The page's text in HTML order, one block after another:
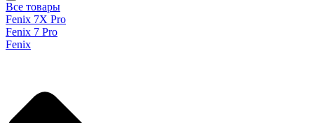
Все товары
Fenix 7X Pro
Fenix 7 Pro
Fenix